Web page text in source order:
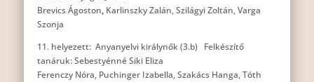
Brevics Ágoston, Karlinszky Zalán, Szilágyi Zoltán, Varga
Szonja
11. helyezett: Anyanyelvi királynők (3.b) Felkészítő
tanáruk: Sebestyénné Siki Eliza
Ferenczy Nóra, Puchinger Izabella, Szakács Hanga, Tóth